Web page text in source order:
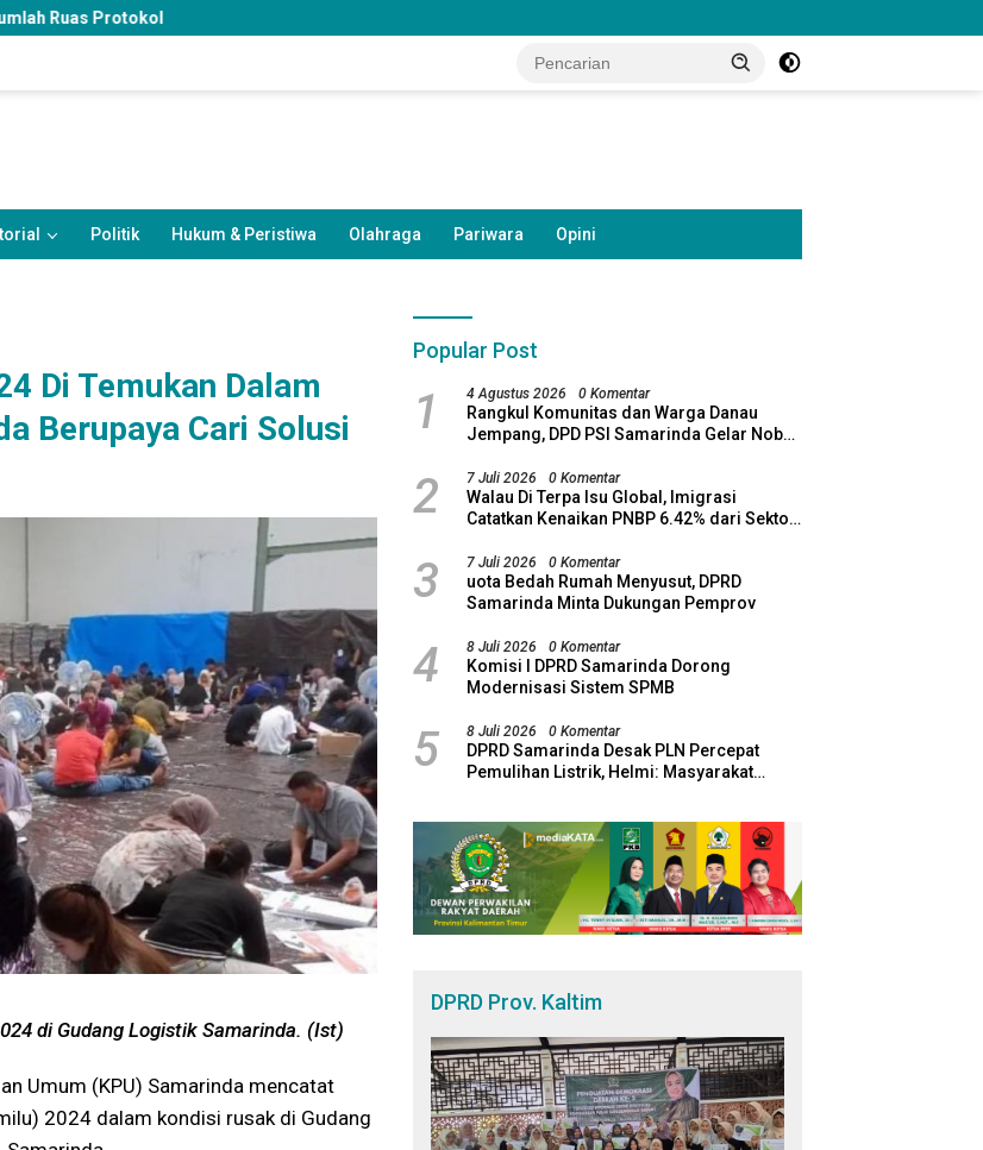
Politik Hukum & Peristiwa Olahraga Pariwara Opini
Di Temukan Dalam
Berupaya Cari Solusi
di Gudang Logistik Samarinda. (Ist)
Umum (KPU) Samarinda mencatat
2024 dalam kondisi rusak di Gudang
Popular Post
1 4 Agustus 2026 0 Komentar
Rangkul Komunitas dan Warga Danau
Jempang, DPD PSI Samarinda Gelar Nobar
2 7 Juli 2026 0 Komentar
Walau Di Terpa Isu Global, Imigrasi
Catatkan Kenaikan PNBP 6.42% dari Sektor
3 7 Juli 2026 0 Komentar
uota Bedah Rumah Menyusut, DPRD
Samarinda Minta Dukungan Pemprov
4 8 Juli 2026 0 Komentar
Komisi I DPRD Samarinda Dorong
Modernisasi Sistem SPMB
5 8 Juli 2026 0 Komentar
DPRD Samarinda Desak PLN Percepat
Pemulihan Listrik, Helmi: Masyarakat
DPRD Prov. Kaltim